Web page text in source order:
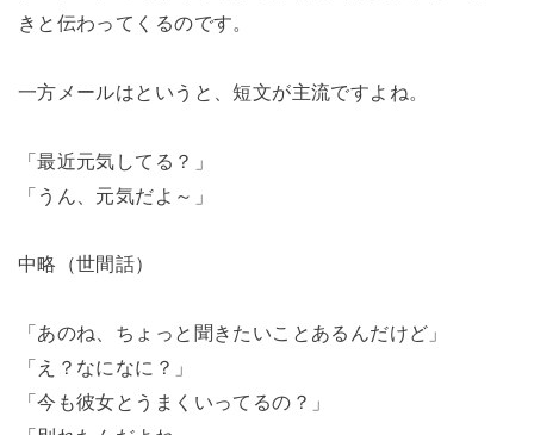
きと伝わってくるのです。
一方メールはというと、短文が主流ですよね。
「最近元気してる？」
「うん、元気だよ～」
中略（世間話）
「あのね、ちょっと聞きたいことあるんだけど」
「え？なになに？」
「今も彼女とうまくいってるの？」